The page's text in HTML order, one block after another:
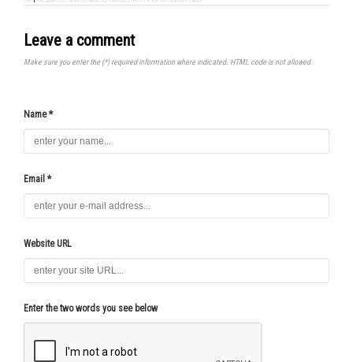
Leave a comment
Make sure you enter the (*) required information where indicated. HTML code is not allowed.
Name *
Email *
Website URL
Enter the two words you see below